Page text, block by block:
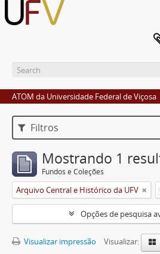
ATOM da Universidade Federal de Viçosa
Filtros
Mostrando 1
Fundos e Coleções
Arquivo Central e Histórico da UFV
Opções de pesquisa
Visualizar impressão
Visualizar: